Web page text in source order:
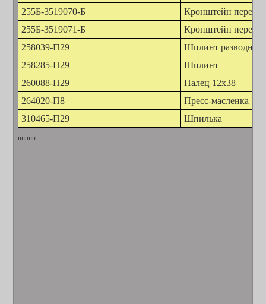
255Б-3519070-Б
Кронштейн
255Б-3519071-Б
Кронштейн
258039-П29
Шплинт разводной
258285-П29
Шплинт
260088-П29
Палец 12х38
264020-П8
Пресс-масленка 1/
310465-П29
Шпилька
nnnnn